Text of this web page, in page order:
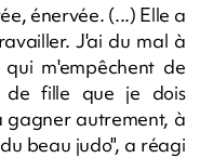
énervée. (...) Elle a
J'ai du mal à
m'empêchent de
de fille que je dois
gagner autrement, à
beau judo", a réagi